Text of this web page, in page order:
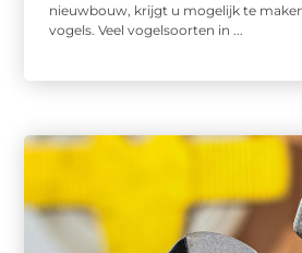
nieuwbouw, krijgt u mogelijk te
vogels. Veel vogelsoorten in ...